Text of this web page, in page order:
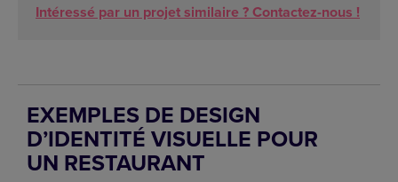
Intéressé par un projet similaire ? Contactez-nous !
EXEMPLES DE DESIGN
D’IDENTITÉ VISUELLE POUR
UN RESTAURANT